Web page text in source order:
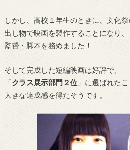
しかし、高校１年生のときに、文化
出し物で映画を製作することになり、
監督・脚本を務めました！
そして完成した短編映画は好評で、
「クラス展示部門２位」に選ばれたこ
大きな達成感を得たそうです。